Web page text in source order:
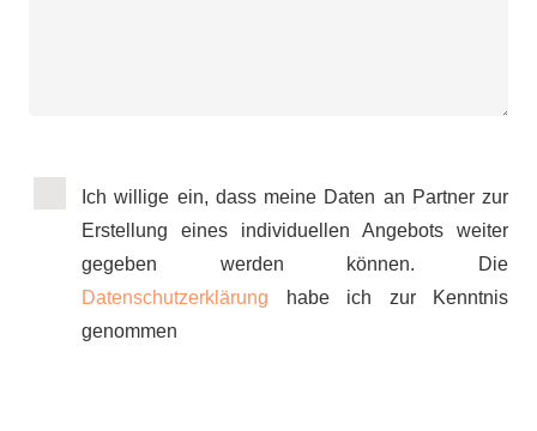
Ich willige ein, dass meine Daten an Partner zur
Erstellung eines individuellen Angebots weiter
gegeben werden können. Die
Datenschutzerklärung habe ich zur Kenntnis
genommen